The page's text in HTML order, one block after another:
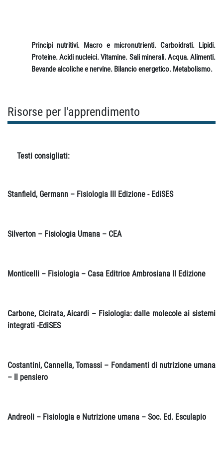
Principi nutritivi. Macro e micronutrienti. Carboidrati. Lipidi.
Proteine. Acidi nucleici. Vitamine. Sali minerali. Acqua. Alimenti.
Bevande alcoliche e nervine. Bilancio energetico. Metabolismo.
Risorse per l'apprendimento
Testi consigliati:
Stanfield, Germann – Fisiologia III Edizione - EdiSES
Silverton – Fisiologia Umana – CEA
Monticelli – Fisiologia – Casa Editrice Ambrosiana II Edizione
Carbone, Cicirata, Aicardi – Fisiologia: dalle molecole ai sistemi
integrati -EdiSES
Costantini, Cannella, Tomassi – Fondamenti di nutrizione umana
– Il pensiero
Andreoli – Fisiologia e Nutrizione umana – Soc. Ed. Esculapio